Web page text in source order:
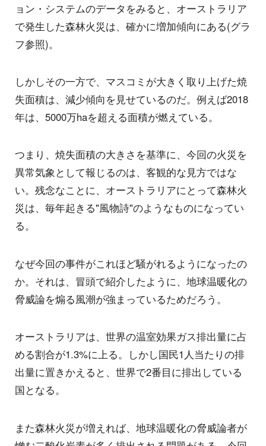
ョン・システムのデータをみると、オーストラリア
で発生した森林火災は、確かに増加傾向にある(グラ
フ参照)。
しかしその一方で、マスコミが大きく取り上げた焼
失面積は、減少傾向を見せているのだ。例えば2018
年は、5000万haを超える面積が燃えている。
つまり、焼失面積の大きさを基準に、今回の火災を
異常気象として報じるのは、客観的な見方ではな
い。残念なことに、オーストラリアにとって森林火
災は、毎年起きる"風物詩"のようなものになってい
る。
なぜ今回の事件がこれほど騒がれるようになったの
か。それは、冒頭で紹介したように、地球温暖化の
脅威論を煽る風潮が強まっているためだろう。
オーストラリアは、世界の温室効果ガス排出量に占
める割合が1.3%に上る。しかし国民1人当たりの排
出量に置きかえると、世界で2番目に排出している
国となる。
また森林火災が増えれば、地球温暖化の脅威論者が